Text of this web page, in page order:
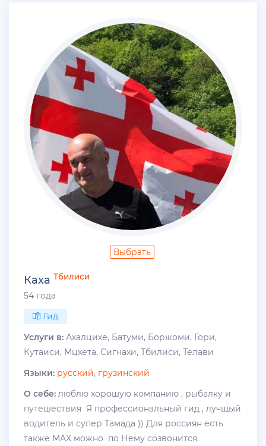
Выбрать
Каха Тбилиси
54 года
Гид
Услуги в: Ахалцихе, Батуми, Боржоми, Гори,
Кутаиси, Мцхета, Сигнахи, Тбилиси, Телави
Языки: русский, грузинский
О себе: люблю хорошую компанию , рыбалку и
путешествия Я профессиональный гид , лучщый
водитель и супер Тамада )) Для россиян есть
также MAX можно по Нему созвонится.